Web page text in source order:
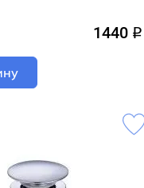
1440 q